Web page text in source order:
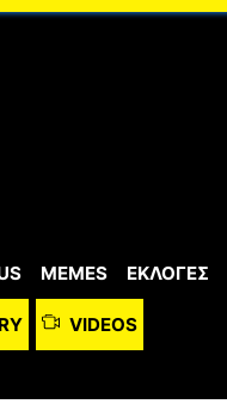
MEMES ΕΚΛΟΓΕΣ
VIDEOS